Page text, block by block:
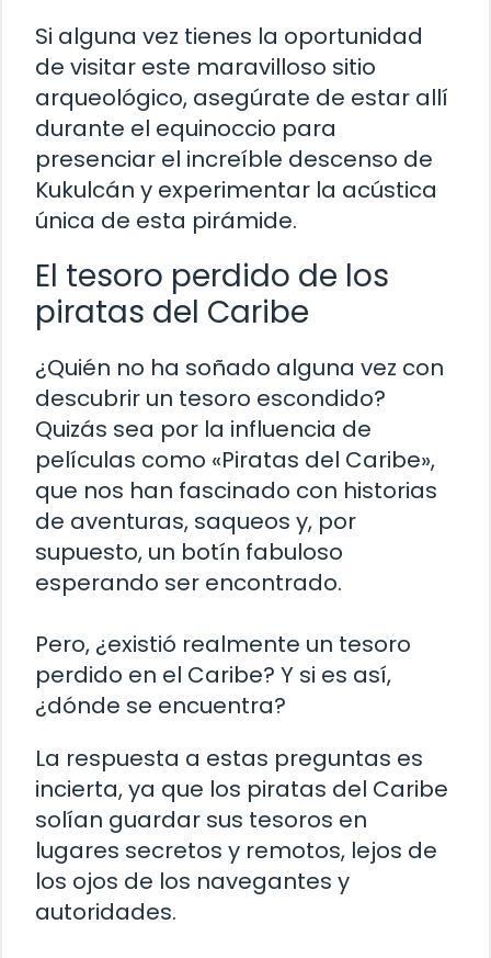
Si alguna vez tienes la oportunidad
de visitar este maravilloso sitio
arqueológico, asegúrate de estar allí
durante el equinoccio para
presenciar el increíble descenso de
Kukulcán y experimentar la acústica
única de esta pirámide.
El tesoro perdido de los
piratas del Caribe
¿Quién no ha soñado alguna vez con
descubrir un tesoro escondido?
Quizás sea por la influencia de
películas como «Piratas del Caribe»,
que nos han fascinado con historias
de aventuras, saqueos y, por
supuesto, un botín fabuloso
esperando ser encontrado.
Pero, ¿existió realmente un tesoro
perdido en el Caribe? Y si es así,
¿dónde se encuentra?
La respuesta a estas preguntas es
incierta, ya que los piratas del Caribe
solían guardar sus tesoros en
lugares secretos y remotos, lejos de
los ojos de los navegantes y
autoridades.